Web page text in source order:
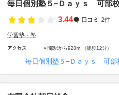
毎日個別塾５−Ｄａｙｓ 可部
3.44
口コミ 2件
学習塾・塾
アクセス 可部駅から920m （徒歩12分）
毎日個別塾５−Ｄａｙｓ 可部